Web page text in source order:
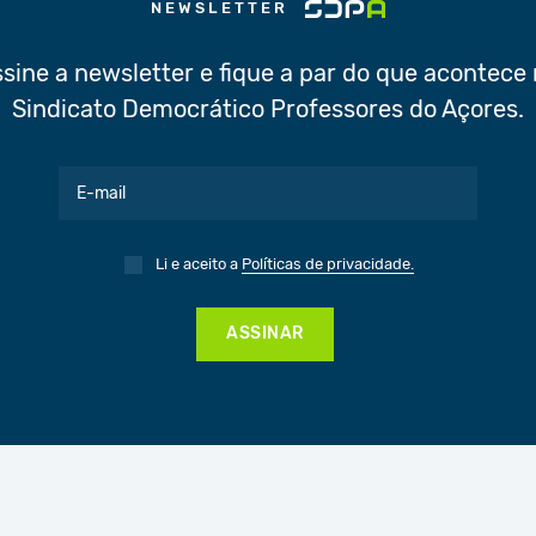
NEWSLETTER
a newsletter e fique a par do que acontece
Sindicato Democrático Professores do Açores.
Li e aceito a Políticas de privacidade.
ASSINAR